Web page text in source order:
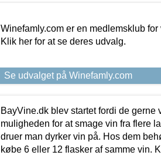
Winefamly.com er en medlemsklub
Klik her for at se deres udvalg.
Se udvalget på Winefamly.com
BayVine.dk blev startet fordi de gerne
muligheden for at smage vin fra flere
druer man dyrker vin på. Hos dem
købe 6 eller 12 flasker af samme vin.